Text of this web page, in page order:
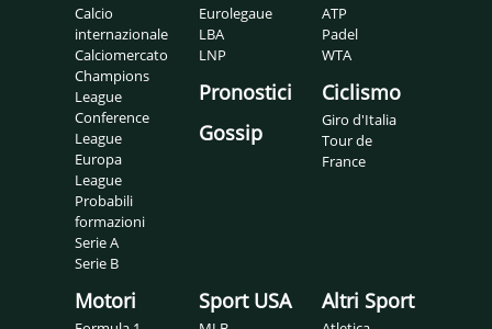
Calcio
internazionale
Calciomercato
Champions
League
Conference
League
Europa
League
Probabili
formazioni
Serie A
Serie B
Eurolegaue
LBA
LNP
Pronostici
Gossip
ATP
Padel
WTA
Ciclismo
Giro d'Italia
Tour de
France
Motori Sport USA Altri Sport